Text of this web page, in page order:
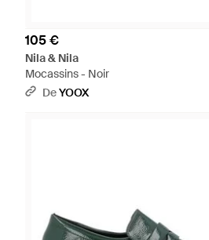
105 €
Nila & Nila
Mocassins - Noir
DeYOOX